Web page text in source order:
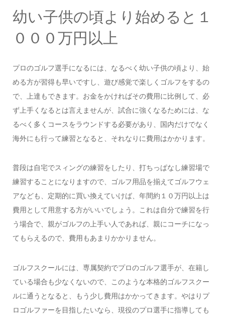
幼い子供の頃より始めると１
０００万円以上
プロのゴルフ選手になるには、なるべく幼い子供の頃より、始
める方が習得も早いですし、遊び感覚で楽しくゴルフをするの
で、上達もできます。お金をかければその費用に比例して、必
ず上手くなるとは言えませんが、試合に強くなるためには、な
るべく多くコースをラウンドする必要があり、国内だけでなく
海外にも行って練習となると、それなりに費用はかかります。
普段は自宅でスィングの練習をしたり、打ちっぱなし練習場で
練習することになりますので、ゴルフ用品を揃えてゴルフウェ
アなども、定期的に買い換えていけば、年間約１０万円以上は
費用として用意する方がいいでしょう。これは自分で練習を行
う場合で、親がゴルフの上手い人であれば、親にコーチになっ
てもらえるので、費用もあまりかかりません。
ゴルフスクールには、専属契約でプロのゴルフ選手が、在籍し
ている場合も少なくないので、このような本格的ゴルフスクー
ルに通うとなると、もう少し費用はかかってきます。やはりプ
ロゴルファーを目指したいなら、現役のプロ選手に指導しても